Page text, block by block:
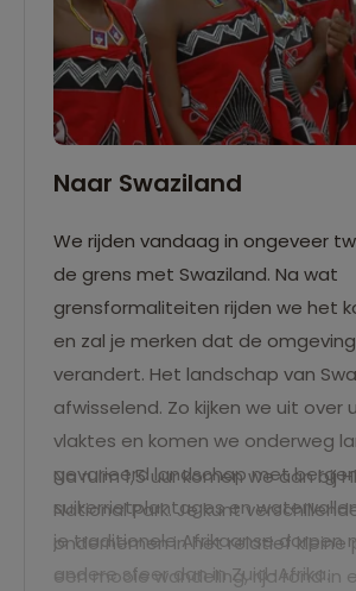
Naar Swaziland
We rijden vandaag in ongeveer
de grens met Swaziland. Na wat
grensformaliteiten rijden we het
en zal je merken dat de
verandert. Het landschap van
afwisselend. Zo kijken we uit over
vlaktes en komen we onderweg
gevarieerd landschap met
suikerrietplantages en
je traditionele Afrikaanse dorpen
andere sfeer dan in Zuid-Afrika.
Na ruim 1,5 uur komen we aan bij
National Park. Je kunt
ondernemen in het relatief kleine
een mooie wandeling, rijd rond in